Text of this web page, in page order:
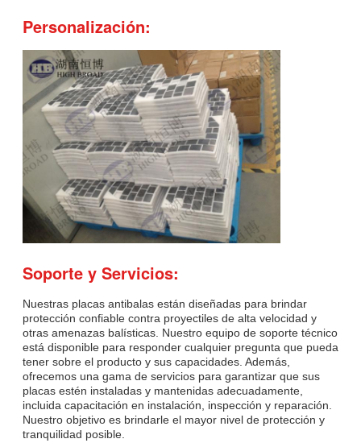
Personalización:
Soporte y Servicios:
Nuestras placas antibalas están diseñadas para brindar
protección confiable contra proyectiles de alta velocidad y
otras amenazas balísticas. Nuestro equipo de soporte técnico
está disponible para responder cualquier pregunta que pueda
tener sobre el producto y sus capacidades. Además,
ofrecemos una gama de servicios para garantizar que sus
placas estén instaladas y mantenidas adecuadamente,
incluida capacitación en instalación, inspección y reparación.
Nuestro objetivo es brindarle el mayor nivel de protección y
tranquilidad posible.